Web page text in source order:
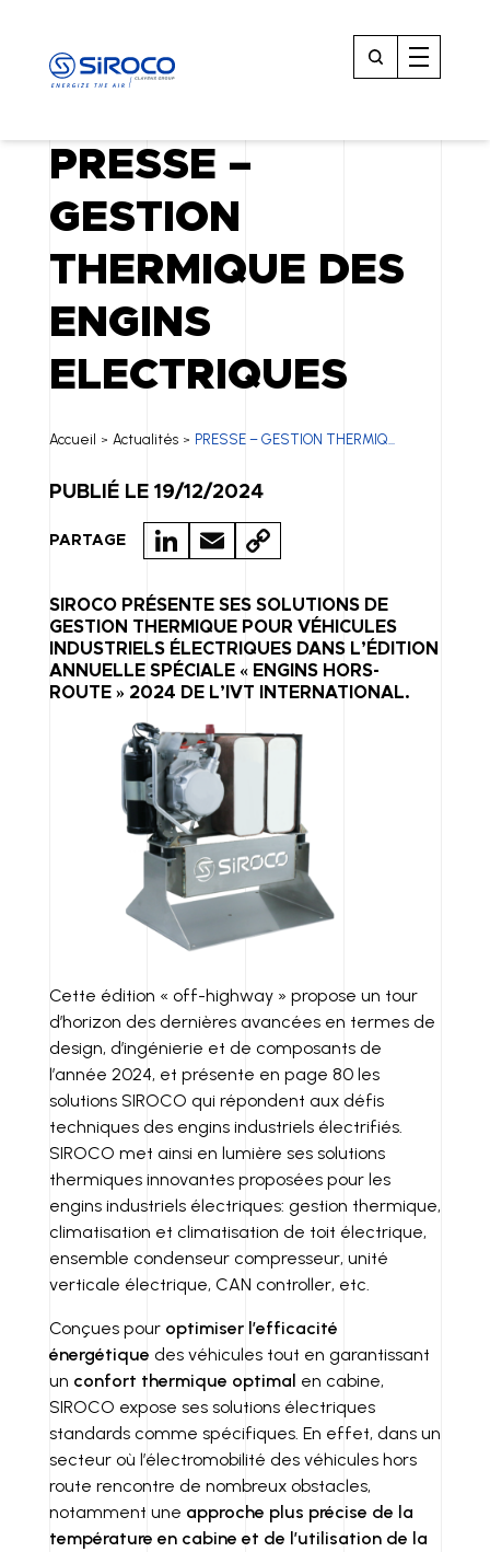
PRESSE –
GESTION
THERMIQUE DES
ENGINS
ELECTRIQUES
Accueil > Actualités > PRESSE – GESTION THERMIQ...
PUBLIÉ LE 19/12/2024
PARTAGE
LI
K
E
D
I
N
E
A
IL
C
P
Y
LI
K
SIROCO PRÉSENTE SES SOLUTIONS DE
GESTION THERMIQUE POUR VÉHICULES
INDUSTRIELS ÉLECTRIQUES DANS L’ÉDITION
ANNUELLE SPÉCIALE « ENGINS HORS-
ROUTE » 2024 DE L’IVT INTERNATIONAL.
Cette édition « off-highway » propose un tour
d’horizon des dernières avancées en termes de
design, d’ingénierie et de composants de
l’année 2024, et présente en page 80 les
solutions SIROCO qui répondent aux défis
techniques des engins industriels électrifiés.
SIROCO met ainsi en lumière ses solutions
thermiques innovantes proposées pour les
engins industriels électriques: gestion thermique,
climatisation et climatisation de toit électrique,
ensemble condenseur compresseur, unité
verticale électrique, CAN controller, etc.
Conçues pour optimiser l’efficacité
énergétique des véhicules tout en garantissant
un confort thermique optimal en cabine,
SIROCO expose ses solutions électriques
standards comme spécifiques. En effet, dans un
secteur où l’électromobilité des véhicules hors
route rencontre de nombreux obstacles,
notamment une approche plus précise de la
température en cabine et de l’utilisation de la